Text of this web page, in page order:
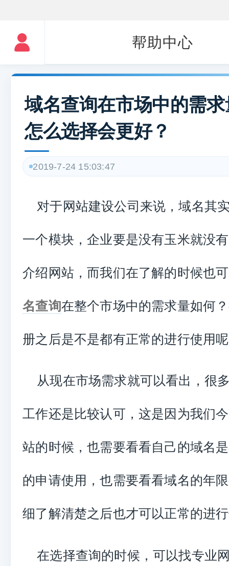
帮助中心
域名查询在市场中的需
怎么选择会更好？
2019-7-24 15:03:47
对于网站建设公司来说，域名其
一个模块，企业要是没有玉米就没
介绍网站，而我们在了解的时候也
名查询在整个市场中的需求量如何
册之后是不是都有正常的进行使用
从现在市场需求就可以看出，很
工作还是比较认可，这是因为我们
站的时候，也需要看看自己的域名
的申请使用，也需要看看域名的年
细了解清楚之后也才可以正常的进
在选择查询的时候，可以找专业